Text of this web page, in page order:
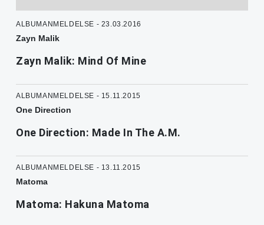
ALBUMANMELDELSE - 23.03.2016
Zayn Malik
Zayn Malik: Mind Of Mine
ALBUMANMELDELSE - 15.11.2015
One Direction
One Direction: Made In The A.M.
ALBUMANMELDELSE - 13.11.2015
Matoma
Matoma: Hakuna Matoma